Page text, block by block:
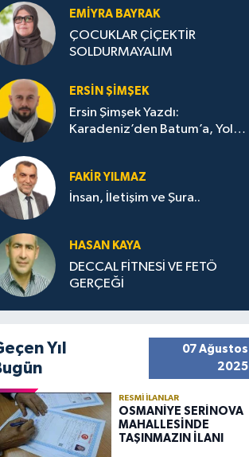
STRATEJİLERİ
EMIYRA BAYRAK
ÇOCUKLAR ÇİÇEKTİR
SOLDURMAYALIM
ERSIN ŞIMŞEK
Ersin Şimşek Yazdı:
Karadeniz’den Batum’a, Yolun
FAKIR YILMAZ
İnsan, İletişim ve Şura..
HASAN KAYA
DECCAL FİTNESİ VE FETÖ
GERÇEĞİ
Yıl
07 Ağustos
2025
RESMI İLANLAR
OSMANİYE SERİNOVA
MAHALLESİNDE
TAŞINMAZIN İLANI